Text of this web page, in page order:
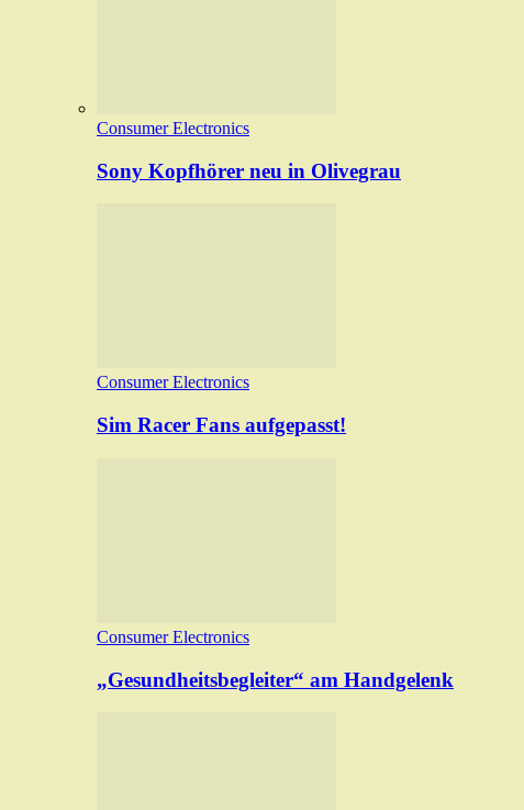
Consumer Electronics
Sony Kopfhörer neu in Olivegrau
Consumer Electronics
Sim Racer Fans aufgepasst!
Consumer Electronics
„Gesundheitsbegleiter“ am Handgelenk